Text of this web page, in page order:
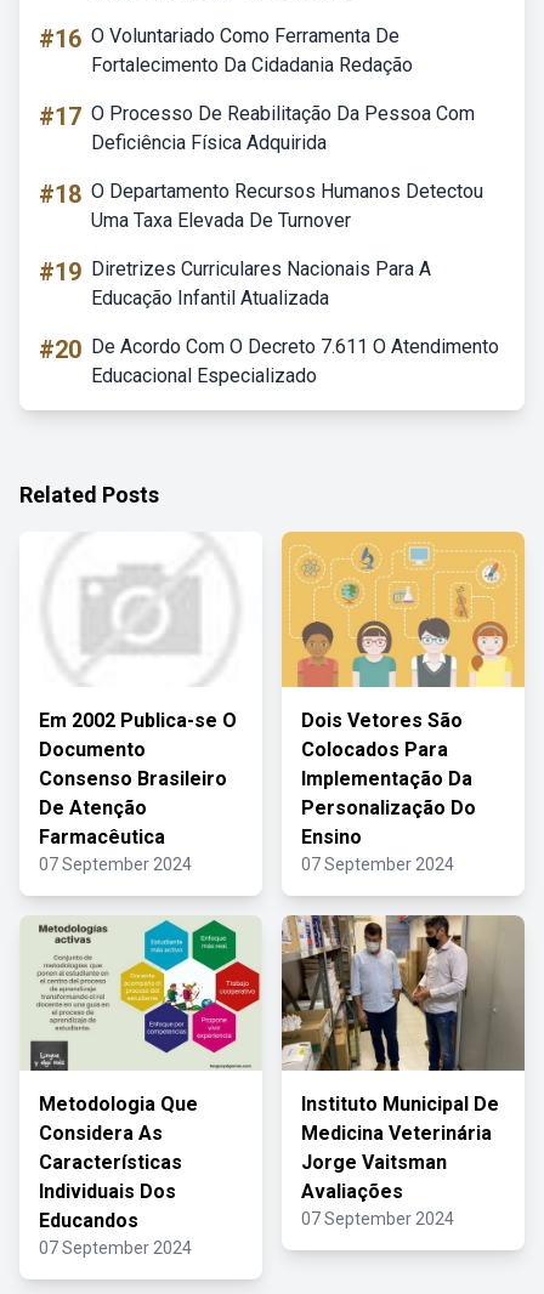
#16 O Voluntariado Como Ferramenta De
Fortalecimento Da Cidadania Redação
#17 O Processo De Reabilitação Da Pessoa Com
Deficiência Física Adquirida
#18 O Departamento Recursos Humanos Detectou
Uma Taxa Elevada De Turnover
#19 Diretrizes Curriculares Nacionais Para A
Educação Infantil Atualizada
#20 De Acordo Com O Decreto 7.611 O Atendimento
Educacional Especializado
Related Posts
Em 2002 Publica-se O
Documento
Consenso Brasileiro
De Atenção
Farmacêutica
07 September 2024
Dois Vetores São
Colocados Para
Implementação Da
Personalização Do
Ensino
07 September 2024
Metodologia Que
Considera As
Características
Individuais Dos
Educandos
07 September 2024
Instituto Municipal De
Medicina Veterinária
Jorge Vaitsman
Avaliações
07 September 2024